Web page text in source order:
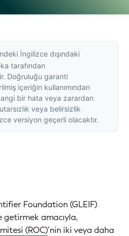
İngilizce dışındaki
tarafından
Doğruluğu garanti
içeriğin kullanımından
bir hata veya zarardan
veya belirsizlik
versiyon geçerli olacaktır.
Foundation (GLEIF)
amacıyla,
(ROC)’nin iki veya daha